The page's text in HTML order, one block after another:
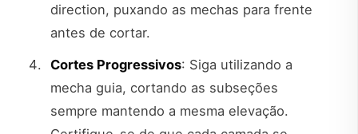
direction, puxando as mechas para frente
antes de cortar.
Cortes Progressivos: Siga utilizando a
mecha guia, cortando as subseções
sempre mantendo a mesma elevação.